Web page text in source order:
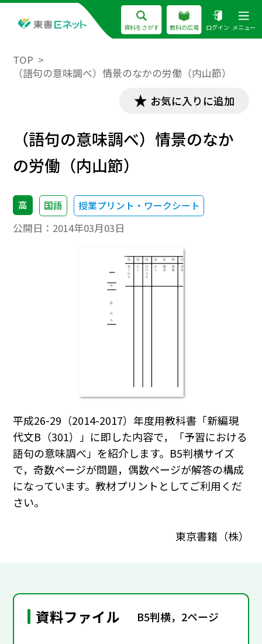
資料をさがす 教科の広場 ログイン メニュー
TOP
（語句の意味調べ）情景のなかの労働（内山節）
お気に入りに追加
（語句の意味調べ）情景のなか
の労働（内山節）
高 国語 授業プリント・ワークシート
公開日： 2014年03月03日
平成26-29（2014-2017）年度用教科書「新編現
代文B（301）」に即した内容で，「予習における
語句の意味調べ」を紹介します。B5判横サイズ
で，奇数ページが問題，偶数ページが解答の構成
になっています。教材プリントとしてご利用くだ
さい。
東京書籍（株）
資料ファイル B5判横，2ページ